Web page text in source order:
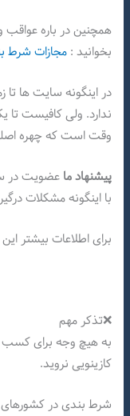
همچنین در باره عواقب
بخوانید :مجازات شرط
در اینگونه سایت ها
ندارد. ولی کافیست
وقت است که چهره
پیشنهاد ما عضویت در
با اینگونه مشکلات
برای اطلاعات بیشتر
❌تذکر مهم
به هیچ وجه برای
کازینویی نروید.
شرط بندی در کشورهای